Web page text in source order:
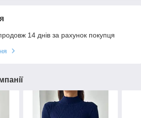
14 днів за рахунок покупця